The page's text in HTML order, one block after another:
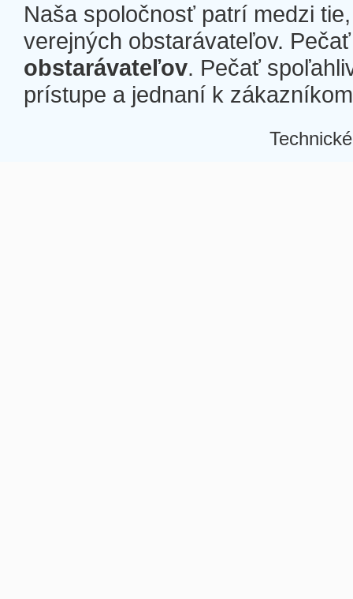
Naša spoločnosť patrí medzi
verejných obstarávateľov.
obstarávateľov. Pečať
prístupe a jednaní k